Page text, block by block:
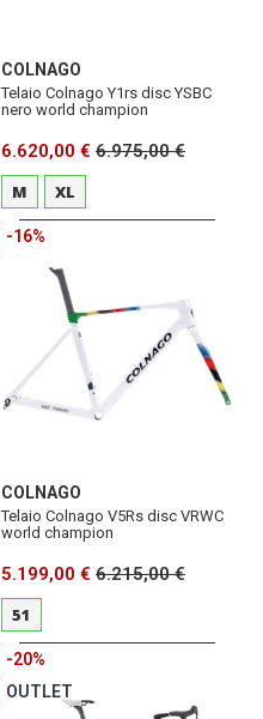
COLNAGO
Telaio Colnago Y1rs disc YSBC
nero world champion
6.620,00 € 6.975,00 €
M
XL
-16%
COLNAGO
Telaio Colnago V5Rs disc VRWC
world champion
5.199,00 € 6.215,00 €
51
-20%
OUTLET